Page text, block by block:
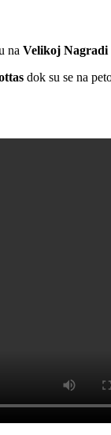
na Velikoj Nagradi
dok su se na